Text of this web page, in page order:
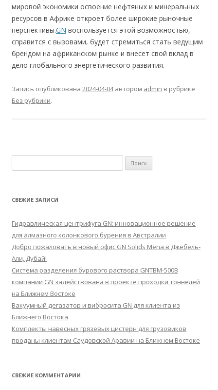
мировой экономики освоение нефтяных и минеральных
ресурсов в Африке откроет более широкие рыночные
перспективы.GN воспользуется этой возможностью,
справится с вызовами, будет стремиться стать ведущим
брендом на африканском рынке и внесет свой вклад в
дело глобального энергетического развития.
Запись опубликована 2024-04-04автором admin в рубрике
Без рубрики.
СВЕЖИЕ ЗАПИСИ
Гидравлическая центрифуга GN: инновационное решение
для алмазного колонкового бурения в Австралии
Добро пожаловать в новый офис GN Solids Mena в Джебель-
Али, Дубай!
Система разделения бурового раствора GNTBM-500B
компании GN задействована в проекте проходки тоннелей
на Ближнем Востоке
Вакуумный дегазатор и вибросита GN для клиента из
Ближнего Востока
Комплекты навесных грязевых цистерн для грузовиков
проданы клиентам Саудовской Аравии на Ближнем Востоке
СВЕЖИЕ КОММЕНТАРИИ